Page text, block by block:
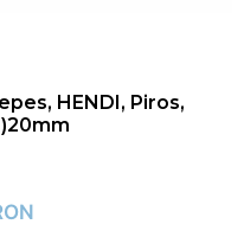
HENDI, Piros,